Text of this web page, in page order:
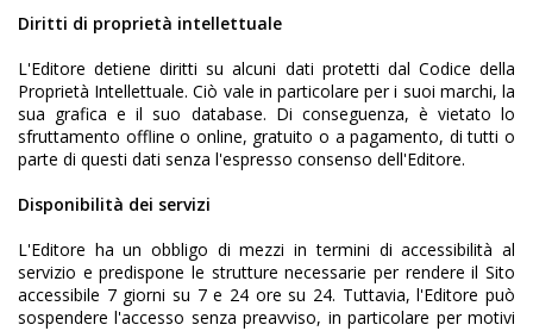
Diritti di proprietà intellettuale
L'Editore detiene diritti su alcuni dati protetti dal Codice della
Proprietà Intellettuale. Ciò vale in particolare per i suoi marchi, la
sua grafica e il suo database. Di conseguenza, è vietato lo
sfruttamento offline o online, gratuito o a pagamento, di tutti o
parte di questi dati senza l'espresso consenso dell'Editore.
Disponibilità dei servizi
L'Editore ha un obbligo di mezzi in termini di accessibilità al
servizio e predispone le strutture necessarie per rendere il Sito
accessibile 7 giorni su 7 e 24 ore su 24. Tuttavia, l'Editore può
sospendere l'accesso senza preavviso, in particolare per motivi